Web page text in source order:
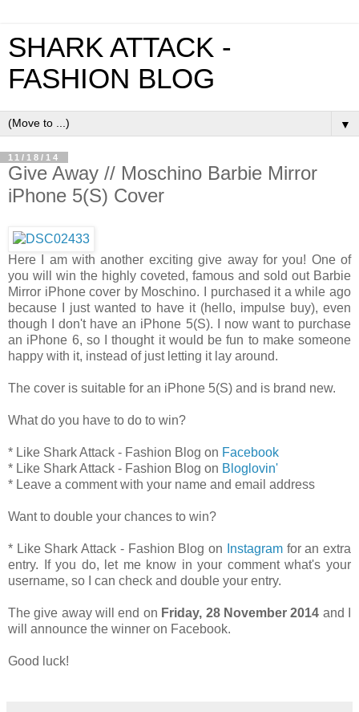
SHARK ATTACK -
FASHION BLOG
▼
11/18/14
Give Away // Moschino Barbie Mirror
iPhone 5(S) Cover
Here I am with another exciting give away for you! One of
you will win the highly coveted, famous and sold out Barbie
Mirror iPhone cover by Moschino. I purchased it a while ago
because I just wanted to have it (hello, impulse buy), even
though I don't have an iPhone 5(S). I now want to purchase
an iPhone 6, so I thought it would be fun to make someone
happy with it, instead of just letting it lay around.
The cover is suitable for an iPhone 5(S) and is brand new.
What do you have to do to win?
* Like Shark Attack - Fashion Blog on Facebook
* Like Shark Attack - Fashion Blog on Bloglovin'
* Leave a comment with your name and email address
Want to double your chances to win?
* Like Shark Attack - Fashion Blog on Instagramfor an extra
entry. If you do, let me know in your comment what's your
username, so I can check and double your entry.
The give away will end on Friday, 28 November 2014 and I
will announce the winner on Facebook.
Good luck!